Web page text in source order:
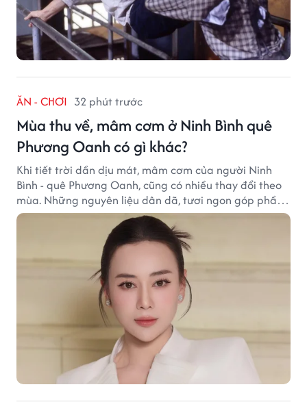
ĂN - CHƠI 32 phút trước
Mùa thu về, mâm cơm ở Ninh Bình quê
Phương Oanh có gì khác?
Khi tiết trời dần dịu mát, mâm cơm của người Ninh
Bình - quê Phương Oanh, cũng có nhiều thay đổi theo
mùa. Những nguyên liệu dân dã, tươi ngon góp phần
tạo nên hương vị bình dị nhưng đầy cuốn hút của vùng